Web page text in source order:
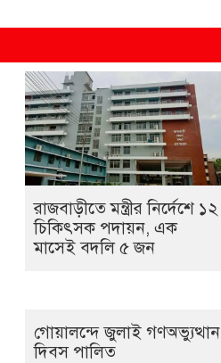
রাজবাড়ীতে মন্ত্রীর নির্দেশে ১২
চিকিৎসক পদায়ন, এক
মাসেই বদলি ৫ জন
গোয়ালন্দে জুলাই গণঅভ্যুত্থান
দিবস পালিত